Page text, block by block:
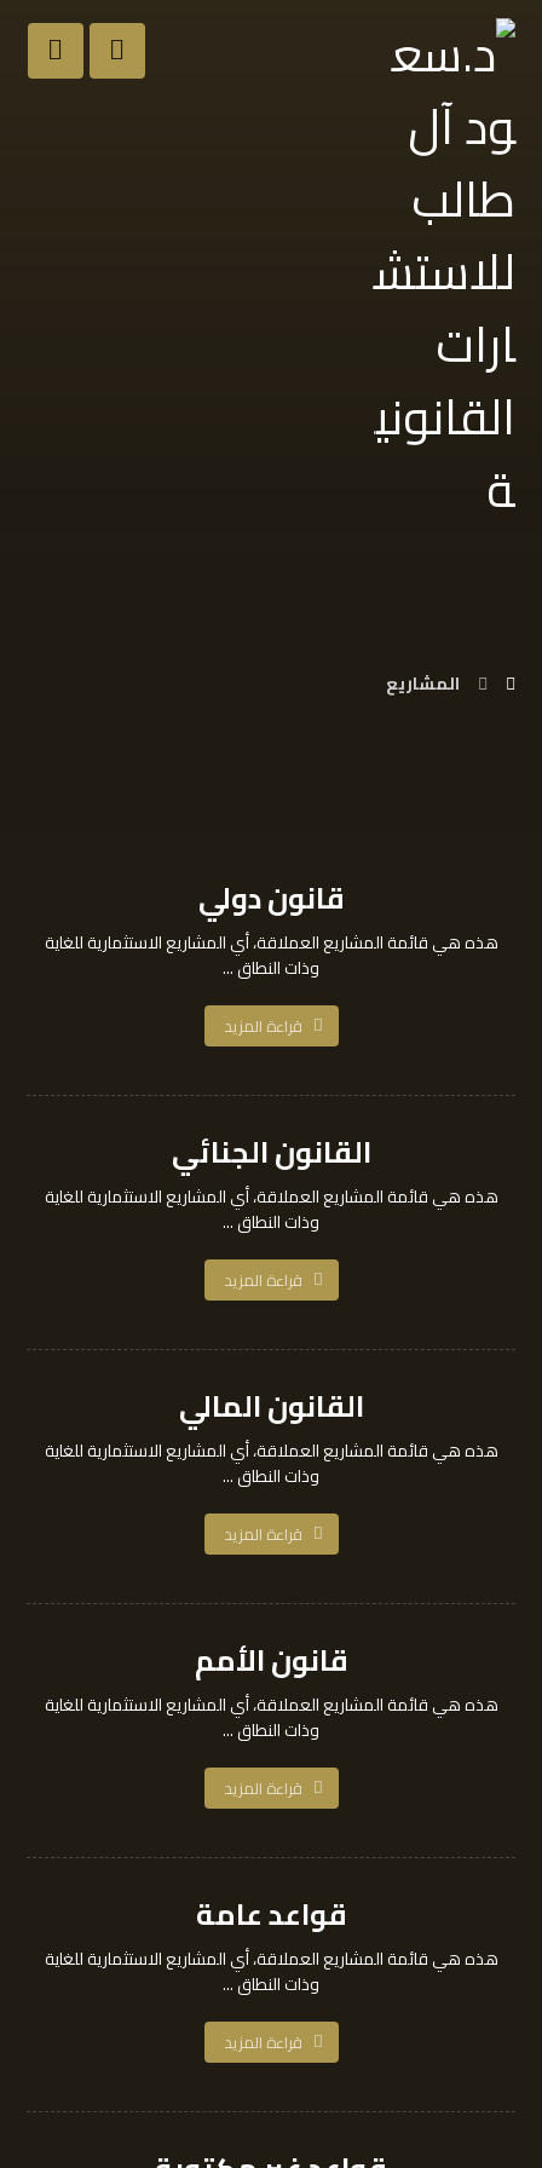
المشاريع
قانون دولي
هذه هي قائمة المشاريع العملاقة، أي المشاريع الاستثمارية للغاية
وذات النطاق ...
قراءة المزيد
القانون الجنائي
هذه هي قائمة المشاريع العملاقة، أي المشاريع الاستثمارية للغاية
وذات النطاق ...
قراءة المزيد
القانون المالي
هذه هي قائمة المشاريع العملاقة، أي المشاريع الاستثمارية للغاية
وذات النطاق ...
قراءة المزيد
قانون الأمم
هذه هي قائمة المشاريع العملاقة، أي المشاريع الاستثمارية للغاية
وذات النطاق ...
قراءة المزيد
قواعد عامة
هذه هي قائمة المشاريع العملاقة، أي المشاريع الاستثمارية للغاية
وذات النطاق ...
قراءة المزيد